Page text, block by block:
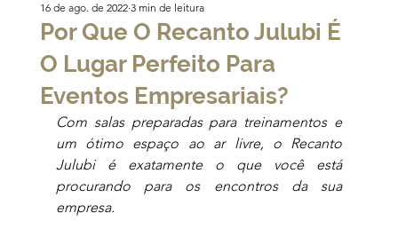
Por Que O Recanto Julubi É
O Lugar Perfeito Para
Eventos Empresariais?
16 de ago. de 2022 3 min de leitura
Com salas preparadas para treinamentos e
um ótimo espaço ao ar livre, o Recanto
Julubi é exatamente o que você está
procurando para os encontros da sua
empresa.